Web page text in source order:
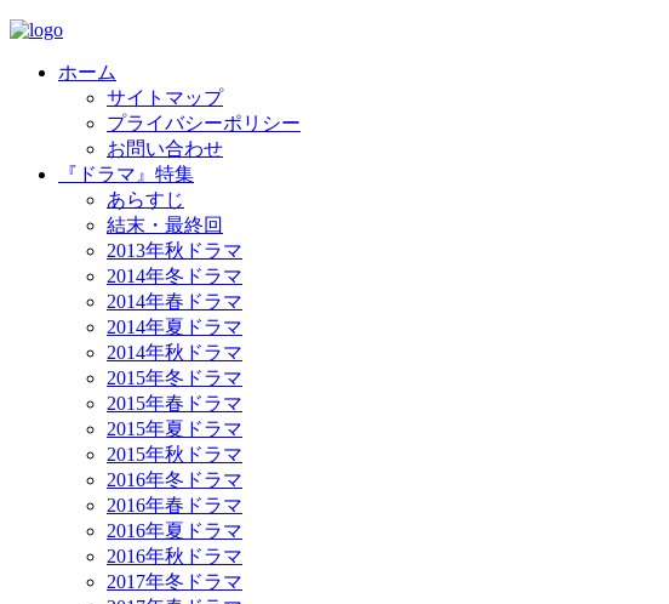
ホーム
サイトマップ
プライバシーポリシー
お問い合わせ
『ドラマ』特集
あらすじ
結末・最終回
2013年秋ドラマ
2014年冬ドラマ
2014年春ドラマ
2014年夏ドラマ
2014年秋ドラマ
2015年冬ドラマ
2015年春ドラマ
2015年夏ドラマ
2015年秋ドラマ
2016年冬ドラマ
2016年春ドラマ
2016年夏ドラマ
2016年秋ドラマ
2017年冬ドラマ